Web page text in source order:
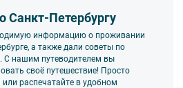
Санкт-Петербургу
информацию о проживании
а также дали советы по
С нашим путеводителем вы
своё путешествие! Просто
или распечатайте в удобном